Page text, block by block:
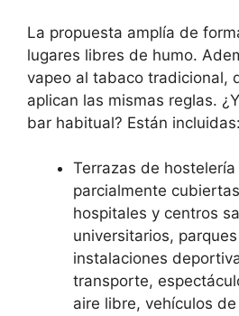
La propuesta amplía de
lugares libres de humo.
vapeo al tabaco tradicional,
aplican las mismas reglas.
bar habitual? Están incluidas:
Terrazas de
parcialmente
hospitales y centros
universitarios,
instalaciones
transporte,
aire libre, vehículos